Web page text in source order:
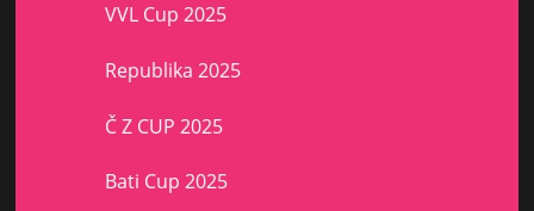
VVL Cup 2025
Republika 2025
Č Z CUP 2025
Bati Cup 2025